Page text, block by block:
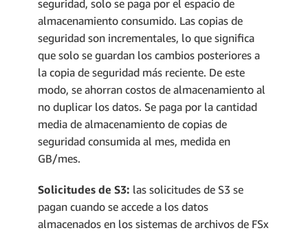
seguridad, solo se paga por el espacio de
almacenamiento consumido. Las copias de
seguridad son incrementales, lo que significa
que solo se guardan los cambios posteriores a
la copia de seguridad más reciente. De este
modo, se ahorran costos de almacenamiento al
no duplicar los datos. Se paga por la cantidad
media de almacenamiento de copias de
seguridad consumida al mes, medida en
GB/mes.
Solicitudes de S3: las solicitudes de S3 se
pagan cuando se accede a los datos
almacenados en los sistemas de archivos de FSx